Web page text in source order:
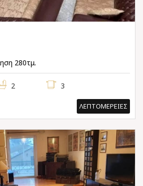
280τμ.
2 3
ΛΕΠΤΟΜΕΡΕΙΕΣ